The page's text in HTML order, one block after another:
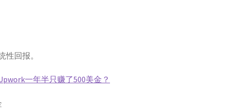
回报。
一年半只赚了500美金？